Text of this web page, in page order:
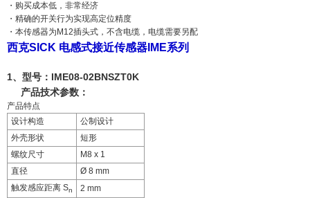
・购买成本低，非常经济
・精确的开关行为实现高定位精度
・本传感器为M12插头式，不含电缆，电缆需要另配
西克SICK 电感式接近传感器IME系列
1、型号： IME08-02BNSZT0K
产品技术参数：
产品特点
设计构造
公制设计
外壳形状
短形
螺纹尺寸
M8 x 1
直径
Ø 8 mm
触发感应距离 Sn
2 mm